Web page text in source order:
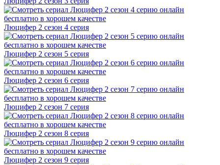
Люцифер 2 cезон 4 cерия
Люцифер 2 cезон 5 cерия
Люцифер 2 cезон 6 cерия
Люцифер 2 cезон 7 cерия
Люцифер 2 cезон 8 cерия
Люцифер 2 cезон 9 cерия